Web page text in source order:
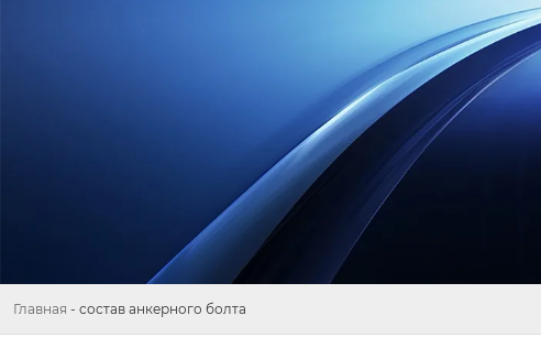
Главная - состав анкерного болта